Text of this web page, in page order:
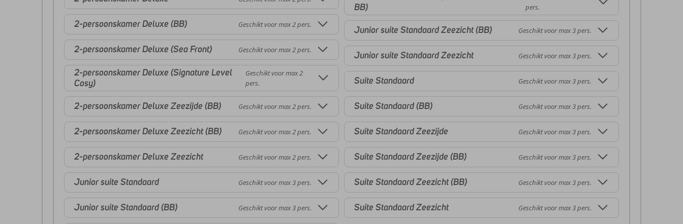
2-persoonskamer Deluxe (BB) Geschikt voor max 2 pers.
2-persoonskamer Deluxe (Sea Front) Geschikt voor max 2 pers.
2-persoonskamer Deluxe (Signature Level
Cosy)
Geschikt voor max 2
pers.
2-persoonskamer Deluxe Zeezijde (BB) Geschikt voor max 2 pers.
2-persoonskamer Deluxe Zeezicht (BB) Geschikt voor max 2 pers.
2-persoonskamer Deluxe Zeezicht Geschikt voor max 2 pers.
Junior suite Standaard Geschikt voor max 3 pers.
Junior suite Standaard (BB) Geschikt voor max 3 pers.
BB)
pers.
Junior suite Standaard Zeezicht (BB) Geschikt voor max 3 pers.
Junior suite Standaard Zeezicht Geschikt voor max 3 pers.
Suite Standaard Geschikt voor max 3 pers.
Suite Standaard (BB) Geschikt voor max 3 pers.
Suite Standaard Zeezijde Geschikt voor max 3 pers.
Suite Standaard Zeezijde (BB) Geschikt voor max 3 pers.
Suite Standaard Zeezicht (BB) Geschikt voor max 3 pers.
Suite Standaard Zeezicht Geschikt voor max 3 pers.